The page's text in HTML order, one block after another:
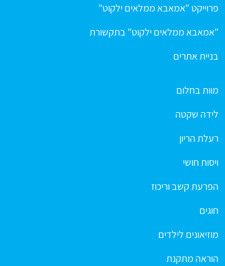
פרוייקט "אמאבא ממלאים ילקוט"
"אמאבא ממלאים ילקוט" בתקשורת
בניית אתרים
מוות בחלום
לידה שקטה
רעלת הריון
ויסות חושי
הפרעת קשב וריכוז
חוגים
מוזיאונים לילדים
הוראה מתקנת